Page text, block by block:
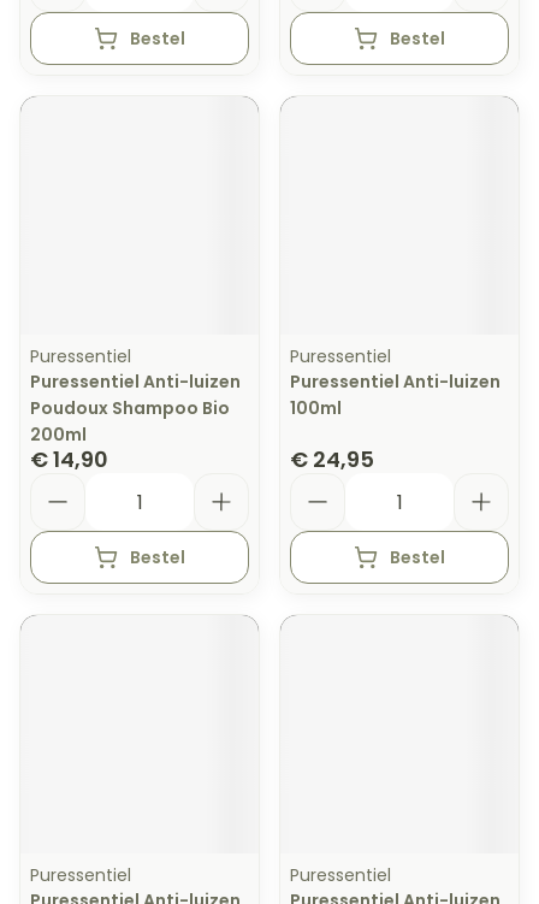
Bestel Bestel
Puressentiel
Puressentiel Anti-luizen
Poudoux Shampoo Bio
200ml
€ 14,90
Bestel
Puressentiel
Puressentiel Anti-luizen
100ml
€ 24,95
Bestel
Puressentiel
Puressentiel